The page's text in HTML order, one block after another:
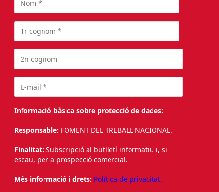
Informació bàsica sobre protecció de dades:
Responsable: FOMENT DEL TREBALL NACIONAL.
Finalitat: Subscripció al butlletí informatiu i, si
escau, per a prospecció comercial.
Més informació i drets: Política de privacitat.